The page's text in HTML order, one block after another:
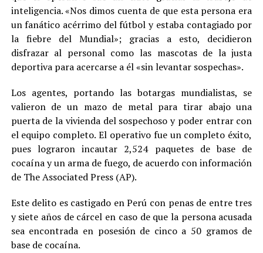
inteligencia. «Nos dimos cuenta de que esta persona era
un fanático acérrimo del fútbol y estaba contagiado por
la fiebre del Mundial»; gracias a esto, decidieron
disfrazar al personal como las mascotas de la justa
deportiva para acercarse a él «sin levantar sospechas».
Los agentes, portando las botargas mundialistas, se
valieron de un mazo de metal para tirar abajo una
puerta de la vivienda del sospechoso y poder entrar con
el equipo completo. El operativo fue un completo éxito,
pues lograron incautar 2,524 paquetes de base de
cocaína y un arma de fuego, de acuerdo con información
de The Associated Press (AP).
Este delito es castigado en Perú con penas de entre tres
y siete años de cárcel en caso de que la persona acusada
sea encontrada en posesión de cinco a 50 gramos de
base de cocaína.